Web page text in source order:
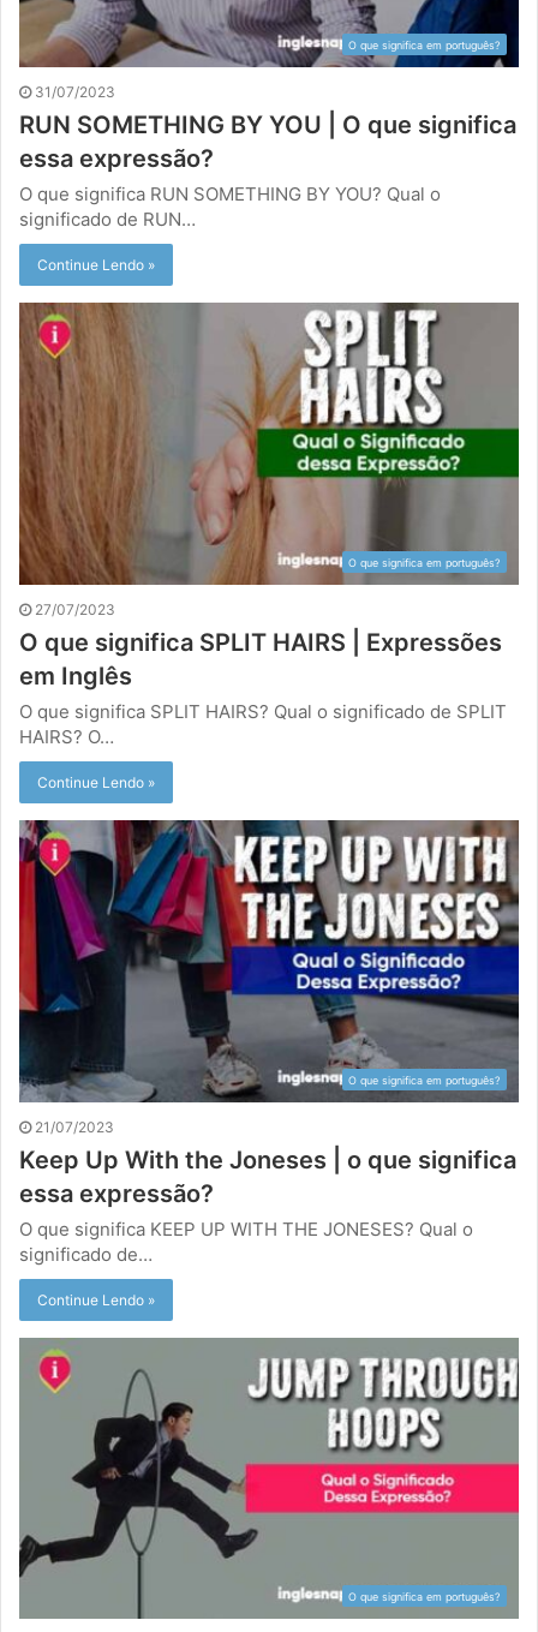
O que significa em português?
31/07/2023
RUN SOMETHING BY YOU | O que significa
essa expressão?
O que significa RUN SOMETHING BY YOU? Qual o
significado de RUN…
Continue Lendo »
O que significa em português?
27/07/2023
O que significa SPLIT HAIRS | Expressões
em Inglês
O que significa SPLIT HAIRS? Qual o significado de SPLIT
HAIRS? O…
Continue Lendo »
O que significa em português?
21/07/2023
Keep Up With the Joneses | o que significa
essa expressão?
O que significa KEEP UP WITH THE JONESES? Qual o
significado de…
Continue Lendo »
O que significa em português?